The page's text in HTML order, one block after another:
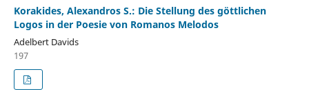
Korakides, Alexandros S.: Die Stellung des göttlichen
Logos in der Poesie von Romanos Melodos
Adelbert Davids
197